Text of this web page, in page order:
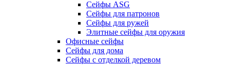
Сейфы ASG
Сейфы для патронов
Сейфы для ружей
Элитные сейфы для оружия
Офисные сейфы
Сейфы для дома
Сейфы с отделкой деревом